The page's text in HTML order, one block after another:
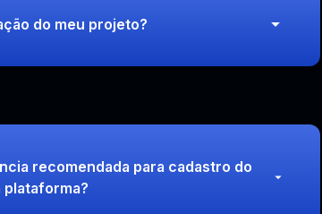
do meu projeto?
recomendada para cadastro do
plataforma?